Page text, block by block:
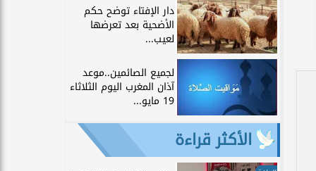
دار الإفتاء توضح حكم
الأضحية بعد تعرضها
لعيب...
لجميع الصائمين..موعد
آذان المغرب اليوم الثلاثاء
19 مايو...
الأكثر قراءة